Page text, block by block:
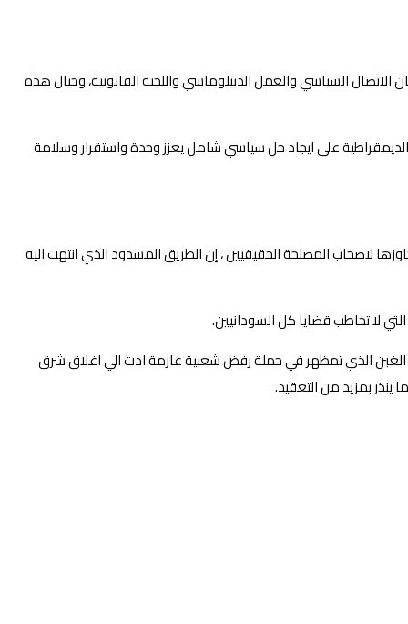
الاتصال السياسي والعمل الديبلوماسي واللجنة القانونية، وحيال هذه
الديمقراطية على ايجاد حل سياسي شامل يعزز وحدة واستقرار وسلامة
لاصحاب المصلحة الحقيقيين ، إن الطريق المسدود الذي انتهت اليه
لا تخاطب قضايا كل السودانيين.
الغبن الذي تمظهر في حملة رفض شعبية عارمة ادت الي اغلاق شرق
بمزيد من التعقيد.